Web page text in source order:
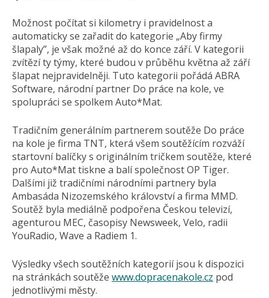
Možnost počítat si kilometry i pravidelnost a
automaticky se zařadit do kategorie „Aby firmy
šlapaly”, je však možné až do konce září. V kategorii
zvítězí ty týmy, které budou v průběhu května až září
šlapat nejpravidelněji. Tuto kategorii pořádá ABRA
Software, národní partner Do práce na kole, ve
spolupráci se spolkem Auto*Mat.
Tradičním generálním partnerem soutěže Do práce
na kole je firma TNT, která všem soutěžícím rozváží
startovní balíčky s originálním tričkem soutěže, které
pro Auto*Mat tiskne a balí společnost OP Tiger.
Dalšími již tradičními národními partnery byla
Ambasáda Nizozemského království a firma MMD.
Soutěž byla mediálně podpořena Českou televizí,
agenturou MEC, časopisy Newsweek, Velo, radii
YouRadio, Wave a Radiem 1.
Výsledky všech soutěžních kategorií jsou k dispozici
na stránkách soutěže www.dopracenakole.cz pod
jednotlivými městy.